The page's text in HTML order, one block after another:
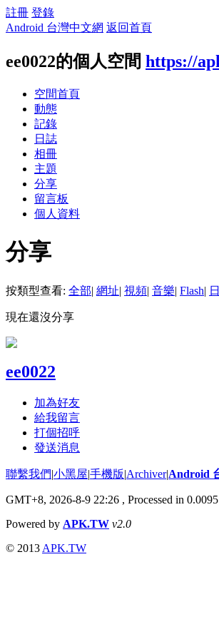
註冊 登錄
Android 台灣中文網 返回首頁
ee0022的個人空間 https://
空間首頁
動態
記錄
日誌
相冊
主題
分享
留言板
個人資料
分享
按類型查看: 全部| 網址| 視頻| 音樂| Flash|
現在還沒分享
ee0022
加為好友
給我留言
打個招呼
發送消息
聯繫我們|小黑屋|手機版|Archiver|Android
GMT+8, 2026-8-9 22:26 , Processed in
Powered by APK.TW v2.0
© 2013 APK.TW